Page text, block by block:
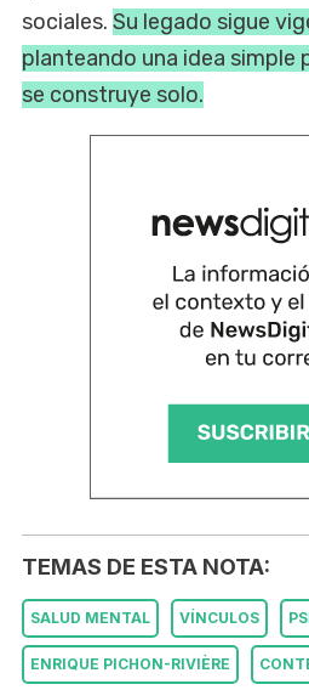
sociales. Su legado sigue
planteando una idea simple
se construye solo.
TEMAS DE ESTA NOTA:
SALUD MENTAL VÍNCULOS
ENRIQUE PICHON-RIVIÈRE